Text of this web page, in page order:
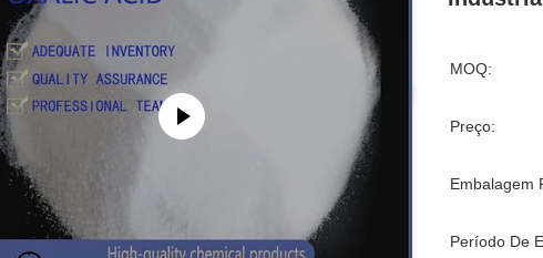
MOQ:
Preço:
Embalagem
Período De